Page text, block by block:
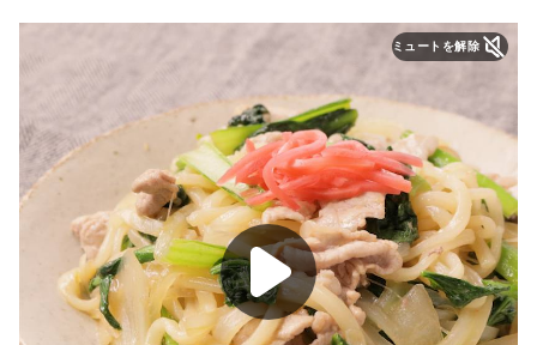
ミュートを解除